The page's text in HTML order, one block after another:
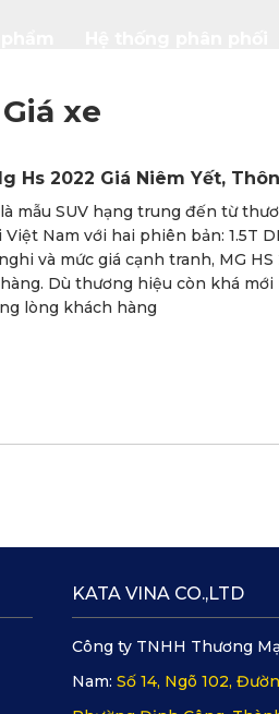
Giá xe
Hs 2022 Giá Niêm Yết,
mẫu SUV hạng trung đến từ
Nam với hai phiên bản: 1.5T
và mức giá cạnh tranh, MG
Dù thương hiệu còn khá
lòng khách hàng
KATA VINA CO.,LTD
Công ty TNHH Thương
Nam: Số 14, Ngõ 102,